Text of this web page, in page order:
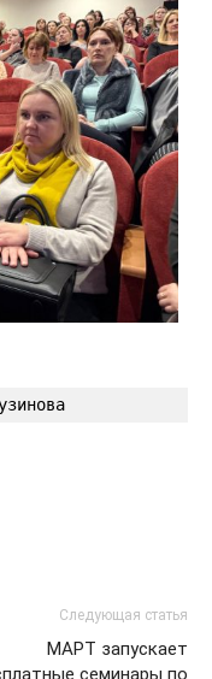
Следующая статья
МАРТ запускает
семинары по